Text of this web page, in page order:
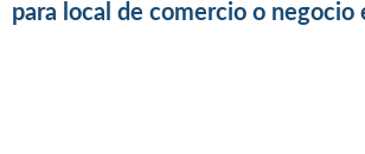
para local de comercio o negocio